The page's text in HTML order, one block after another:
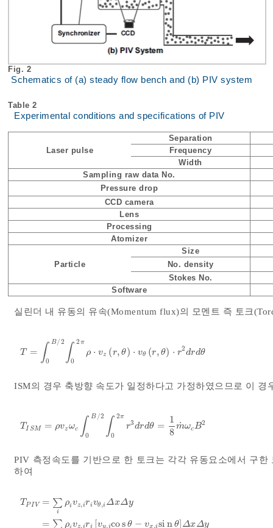
Fig. 2
Schematics of (a) steady flow bench and (b) PIV system
Table 2
Experimental conditions and specifications of PIV
Laser pulse
Separation
Frequency
Width
Sampling raw data No.
Pressure drop
CCD camera
Lens
Processing
Atomizer
Particle
Size
No. density
Stokes No.
Software
실린더 내 유동의 유속(Momentum flux)의 모멘트 즉 토크
T = ∫ B/2
0 ∫ 2 π
0
ρ ⋅ vz (r, θ) ⋅ vθ (r, θ) ⋅ r2drdθ
= B/ 2 ∫02πρ⋅v zr,θ⋅vθr, θ ⋅r2drdθ
ISM의 경우 축방향 속도가 일정하다고 가정하였으므로 이 경
T I S M = ρvz ωc ∫ B /2
0 ∫ 2π
0
r3drdθ =
1
8
m
˙ωcB2
TISM=ρv zω B 02πr3drd θ=18m˙ω
PIV 측정속도를 기반으로 한 토크는 각각 유동요소에서 구
하여
T P I V = ∑
i
ρivz,irivθ,i ΔxΔy
= ∑ ρ vz,iri [vy,icos θ − vx ,isi n θ] ΔxΔy
TPIV=∑iρ ivz, irivθ,iΔxΔy=